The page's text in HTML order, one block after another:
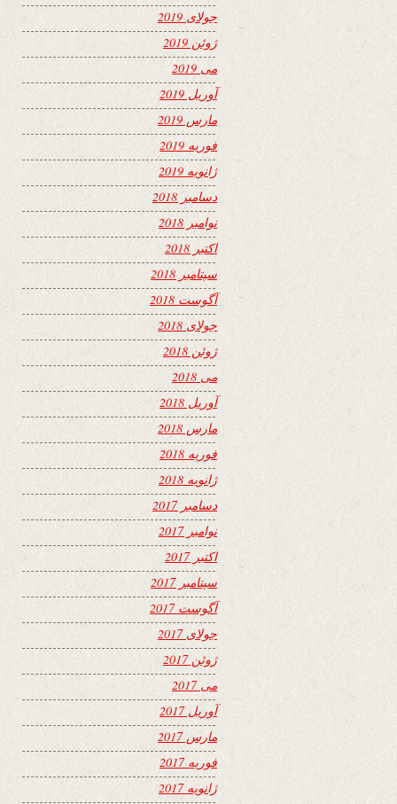
جولای 2019
ژوئن 2019
می 2019
آوریل 2019
مارس 2019
فوریه 2019
ژانویه 2019
دسامبر 2018
نوامبر 2018
اکتبر 2018
سپتامبر 2018
آگوست 2018
جولای 2018
ژوئن 2018
می 2018
آوریل 2018
مارس 2018
فوریه 2018
ژانویه 2018
دسامبر 2017
نوامبر 2017
اکتبر 2017
سپتامبر 2017
آگوست 2017
جولای 2017
ژوئن 2017
می 2017
آوریل 2017
مارس 2017
فوریه 2017
ژانویه 2017